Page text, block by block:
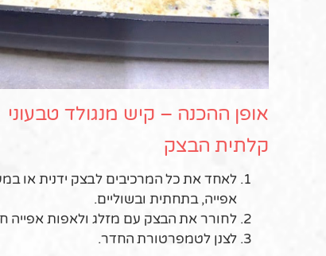
אופן ההכנה – קיש מנגולד טבעוני
קלתית הבצק
לאחד את כל המרכיבים לבצק ידנית או
אפייה, בתחתית ובשוליים.
לחורר את הבצק עם מזלג ולאפות אפייה חלקית ב-190מעלות במשך כ- 15 דקות, עד
לצנן לטמפרטורת החדר.